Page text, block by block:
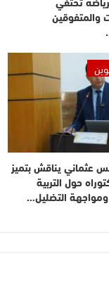
والمتفوقين
عثماني يناقش بتميز
حول التربية
ومواجهة التضليل…